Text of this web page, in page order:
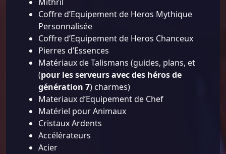
Coffre d’Equipement de Heros Mythique
Personnalisée
Coffre d’Equipement de Heros Chanceux
Pierres d’Essences
Matériaux de Talismans (guides, plans, et
(pour les serveurs avec des héros de
génération 7) charmes)
Materiaux d’Equipement de Chef
Matériel pour Animaux
Cristaux Ardents
Accélérateurs
Acier